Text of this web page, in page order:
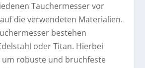
Tauchermesser vor
die verwendeten Materialien.
bestehen
oder Titan. Hierbei
um robuste und bruchfeste